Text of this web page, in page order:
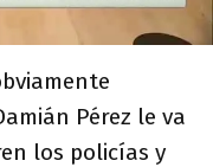
Pérez le va
los policías y